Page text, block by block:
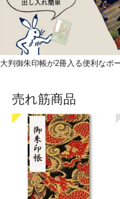
大判御朱印帳が2冊入る便利なポ
売れ筋商品